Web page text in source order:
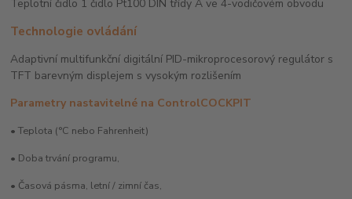
Teplotní čidlo 1 čidlo Pt100 DIN třídy A ve 4-vodičovém obvodu
Technologie ovládání
Adaptivní multifunkční digitální PID-mikroprocesorový regulátor s
TFT barevným displejem s vysokým rozlišením
Parametry nastavitelné na ControlCOCKPIT
• Teplota (°C nebo Fahrenheit)
• Doba trvání programu,
• Časová pásma, letní / zimní čas,